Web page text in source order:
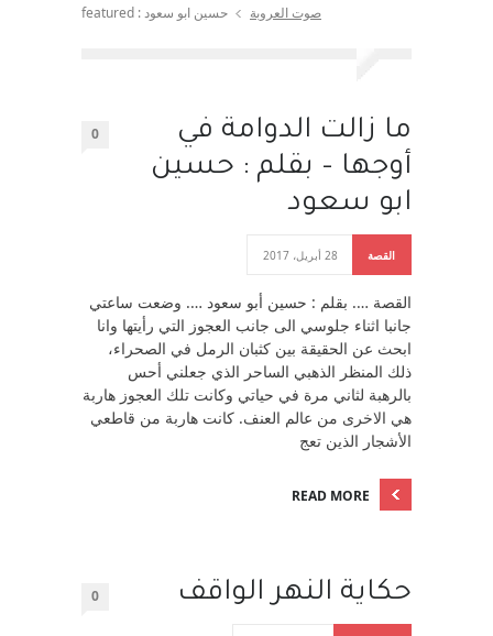
صوت العروبة حسين ابو سعود : featured
ما زالت الدوامة في
أوجها – بقلم : حسين
ابو سعود
0
القصة 28 أبريل، 2017
القصة …. بقلم : حسين أبو سعود …. وضعت ساعتي
جانبا اثناء جلوسي الى جانب العجوز التي رأيتها وانا
ابحث عن الحقيقة بين كثبان الرمل في الصحراء،
ذلك المنظر الذهبي الساحر الذي جعلني أحس
بالرهبة لثاني مرة في حياتي وكانت تلك العجوز هاربة
هي الاخرى من عالم العنف. كانت هاربة من قاطعي
الأشجار الذين تعج
READ MORE
حكاية النهر الواقف 0